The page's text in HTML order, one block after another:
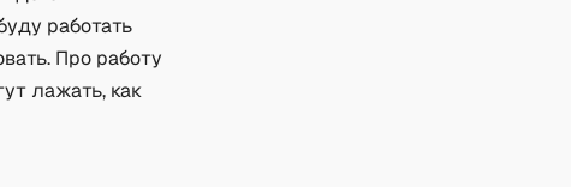
работать
Про работу
лажать, как